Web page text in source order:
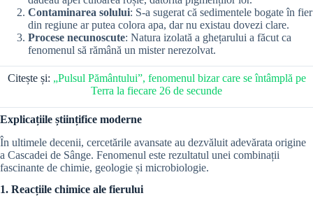
Contaminarea solului: S-a sugerat că sedimentele bogate în fier
din regiune ar putea colora apa, dar nu existau dovezi clare.
Procese necunoscute: Natura izolată a ghețarului a făcut ca
fenomenul să rămână un mister nerezolvat.
Citește și: „Pulsul Pământului”, fenomenul bizar care se întâmplă pe
Terra la fiecare 26 de secunde
Explicațiile științifice moderne
În ultimele decenii, cercetările avansate au dezvăluit adevărata origine
a Cascadei de Sânge. Fenomenul este rezultatul unei combinații
fascinante de chimie, geologie și microbiologie.
1. Reacțiile chimice ale fierului